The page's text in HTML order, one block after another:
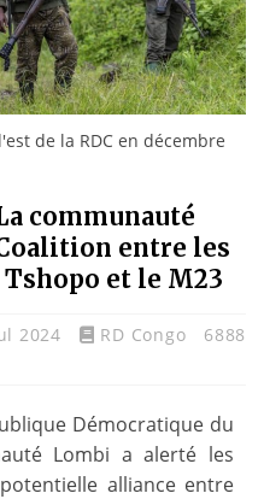
de la RDC en décembre
communauté
entre les
et le M23
2024 RD Congo
6888
Démocratique du
Lombi a alerté les
alliance entre